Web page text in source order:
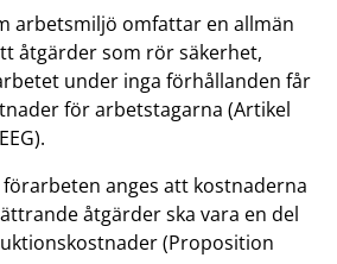
arbetsmiljö omfattar en allmän
åtgärder som rör säkerhet,
under inga förhållanden får
för arbetstagarna (Artikel
anges att kostnaderna
åtgärder ska vara en del
(Proposition